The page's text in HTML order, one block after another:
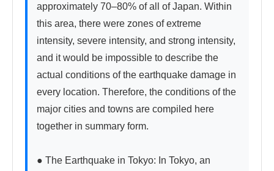
approximately 70–80% of all of Japan. Within
this area, there were zones of extreme
intensity, severe intensity, and strong intensity,
and it would be impossible to describe the
actual conditions of the earthquake damage in
every location. Therefore, the conditions of the
major cities and towns are compiled here
together in summary form.
● The Earthquake in Tokyo: In Tokyo, an